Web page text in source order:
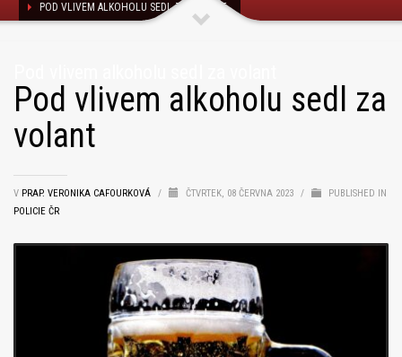
POD VLIVEM ALKOHOLU SEDL ZA VOLANT
Pod vlivem alkoholu sedl za
volant
V PRAP. VERONIKA CAFOURKOVÁ / ČTVRTEK, 08 ČERVNA 2023 /
PUBLISHED IN
POLICIE ČR